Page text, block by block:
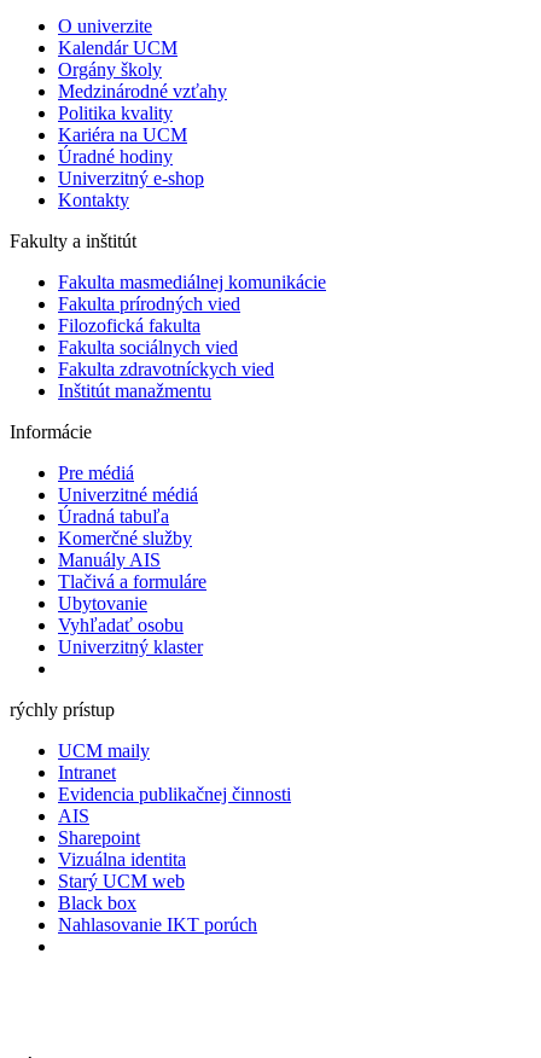
O univerzite
Kalendár UCM
Orgány školy
Medzinárodné vzťahy
Politika kvality
Kariéra na UCM
Úradné hodiny
Univerzitný e-shop
Kontakty
Fakulty a inštitút
Fakulta masmediálnej komunikácie
Fakulta prírodných vied
Filozofická fakulta
Fakulta ​sociálnych vied
Fakulta zdravotníckych vied
Inštitút manažmentu
Informácie
Pre médiá
Univerzitné médiá
Úradná tabuľa
Komerčné služby
Manuály AIS
Tlačivá a formuláre
Ubytovanie
Vyhľadať osobu
Univerzitný klaster
rýchly prístup
UCM maily
Intranet
Evidencia publikačnej činnosti
AIS
Sharepoint
Vizuálna identita
Starý UCM web
Black box
Nahlasovanie IKT porúch